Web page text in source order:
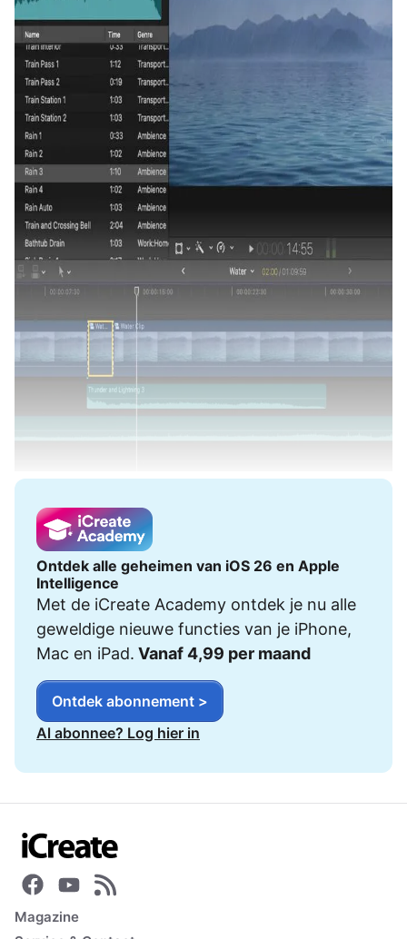
Ontdek alle geheimen van iOS 26 en Apple
Intelligence
Met de iCreate Academy ontdek je nu alle
geweldige nieuwe functies van je iPhone,
Mac en iPad. Vanaf 4,99 per maand
Ontdek abonnement >
Al abonnee? Log hier in
Magazine